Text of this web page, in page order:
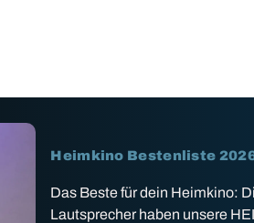
Heimkino Bestenliste
Das Beste für dein Heimkino:
Lautsprecher haben unsere